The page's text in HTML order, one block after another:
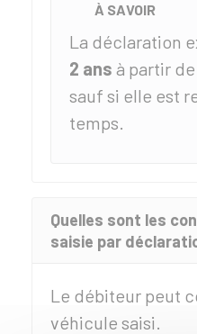
À SAVOIR
La déclaration
2 ans à partir
sauf si elle est
temps.
Quelles sont les
saisie par
Le débiteur peut
véhicule saisi.